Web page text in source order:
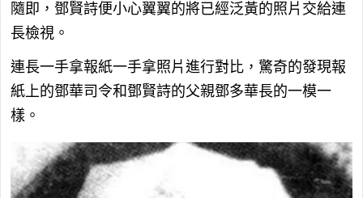
隨即，鄧賢詩便小心翼翼的將已經泛黃的照片交給連
長檢視。
連長一手拿報紙一手拿照片進行對比，驚奇的發現報
紙上的鄧華司令和鄧賢詩的父親鄧多華長的一模一
樣。